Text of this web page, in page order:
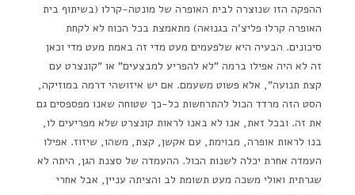
ההפקה הזו שנוצרה לבית האופרה של מונטה-קרלו (בשיתוף בית
האופרה קרלו פליצ'ה בגנואה) מתאמצת בכל הכוח לא לקחת
סיכונים. הבעיה היא שלפעמים מעט מדי זה באמת מעט מדי וכאן
זה לא היה אפילו ברמה "לא להפריע למבצעים" או "קונצרט עם
קצת תנועה", אלא פשוט משעמם. אם יש איזושהי דרמה במוזיקה,
הסט הזה מרדד הכול להתרחשות כל-כך שטוחה שאנו מפספסים גם
את זה. ובכל זאת, אנו לא באנו לראות קונצרט שלא מפריעים לו,
בנו לראות אופרה, מבוימת, עם אקשן, קצת, משהו, שיזוז. אפילו
העמדה אחרת יכלה לשנות הכול. ההעמדה של סצנת הגן, היתה לא
שגרתית ואולי משכה מעט תשומת לב והציתה עניין, אבל אחרי